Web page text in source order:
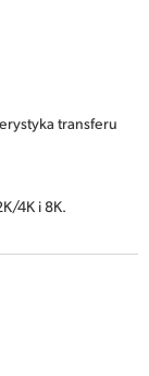
transferu
4K i 8K.